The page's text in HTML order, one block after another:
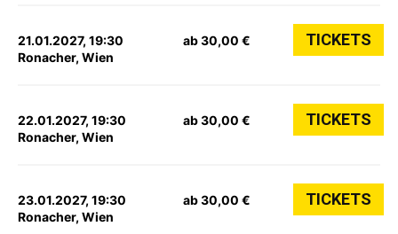
21.01.2027, 19:30
Ronacher, Wien
ab 30,00 € TICKETS
22.01.2027, 19:30
Ronacher, Wien
ab 30,00 € TICKETS
23.01.2027, 19:30
Ronacher, Wien
ab 30,00 € TICKETS